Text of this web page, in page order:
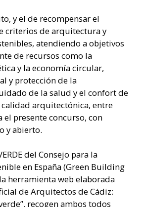
y el de recompensar el
criterios de arquitectura y
atendiendo a objetivos
de recursos como la
y la economía circular,
y protección de la
de la salud y el confort de
calidad arquitectónica, entre
el presente concurso, con
y abierto.
del Consejo para la
en España (Green Building
herramienta web elaborada
de Arquitectos de Cádiz:
recogen ambos todos